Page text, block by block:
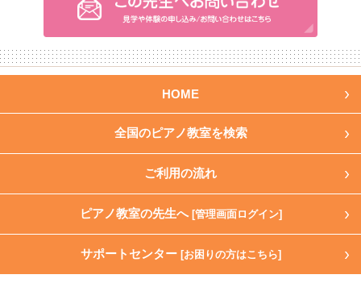
HOME
全国のピアノ教室を検索
ご利用の流れ
ピアノ教室の先生へ [管理画面ログイン]
サポートセンター [お困りの方はこちら]